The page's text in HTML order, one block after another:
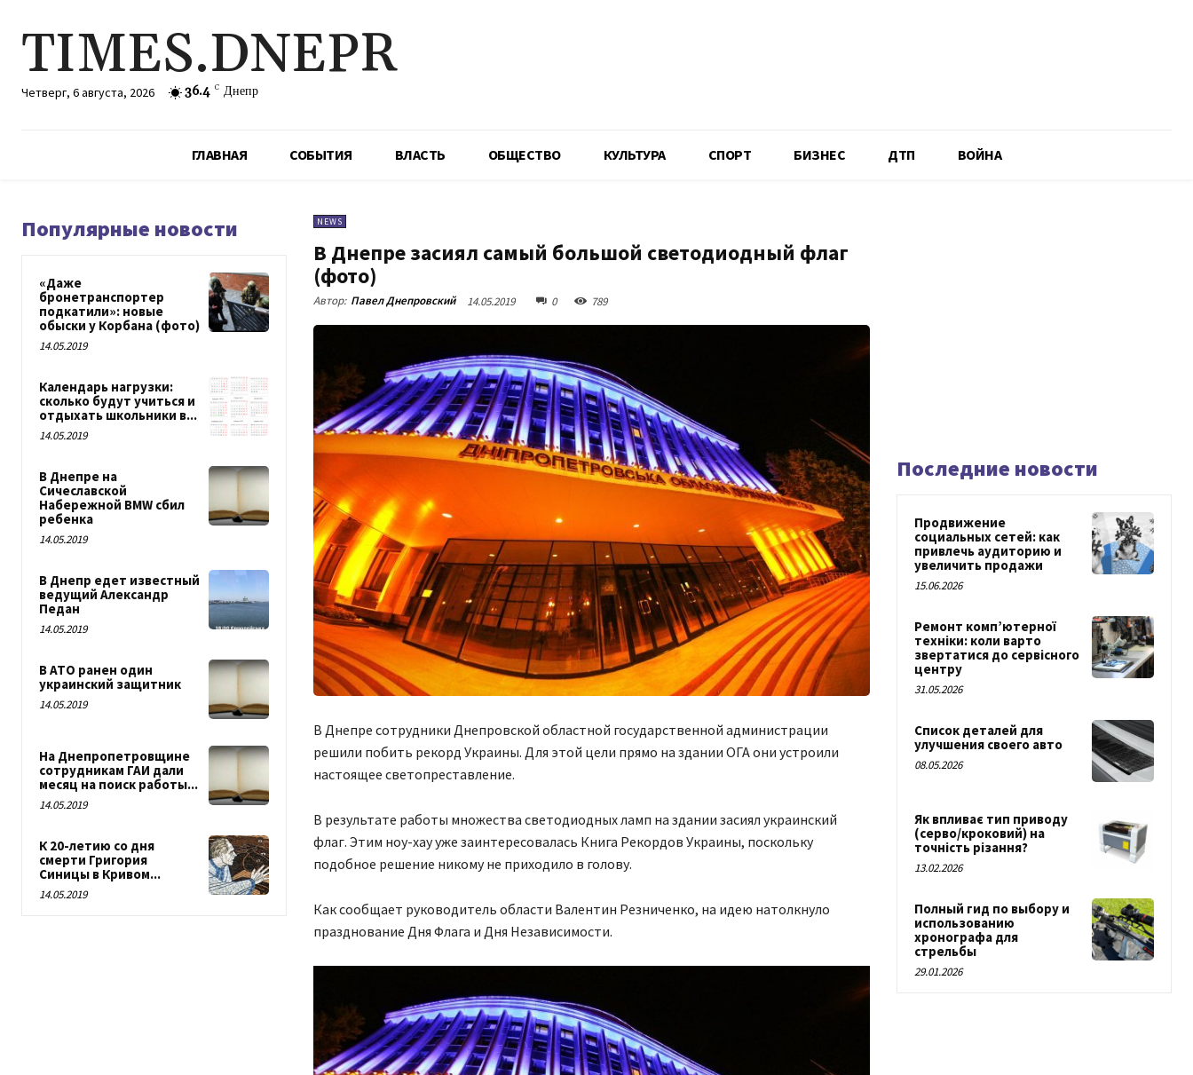
TIMES.DNEPR
Четверг, 6 августа, 2026 36.4 C Днепр
ГЛАВНАЯ СОБЫТИЯ ВЛАСТЬ ОБЩЕСТВО КУЛЬТУРА СПОРТ БИЗНЕС ДТП ВОЙНА
Популярные новости
«Даже
бронетранспортер
подкатили»: новые
обыски у Корбана (фото)
14.05.2019
Календарь нагрузки:
сколько будут учиться и
отдыхать школьники в...
14.05.2019
В Днепре на
Сичеславской
Набережной BMW сбил
ребенка
14.05.2019
В Днепр едет известный
ведущий Александр
Педан
14.05.2019
В АТО ранен один
украинский защитник
14.05.2019
На Днепропетровщине
сотрудникам ГАИ дали
месяц на поиск работы...
14.05.2019
К 20-летию со дня
смерти Григория
Синицы в Кривом...
14.05.2019
NEWS
В Днепре засиял самый большой светодиодный флаг
(фото)
Автор: Павел Днепровский 14.05.2019 0 789
В Днепре сотрудники Днепровской областной государственной администрации
решили побить рекорд Украины. Для этой цели прямо на здании ОГА они устроили
настоящее светопреставление.
В результате работы множества светодиодных ламп на здании засиял украинский
флаг. Этим ноу-хау уже заинтересовалась Книга Рекордов Украины, поскольку
подобное решение никому не приходило в голову.
Как сообщает руководитель области Валентин Резниченко, на идею натолкнуло
празднование Дня Флага и Дня Независимости.
Последние новости
Продвижение
социальных сетей: как
привлечь аудиторию и
увеличить продажи
15.06.2026
Ремонт комп’ютерної
техніки: коли варто
звертатися до сервісного
центру
31.05.2026
Список деталей для
улучшения своего авто
08.05.2026
Як впливає тип приводу
(серво/кроковий) на
точність різання?
13.02.2026
Полный гид по выбору и
использованию
хронографа для
стрельбы
29.01.2026